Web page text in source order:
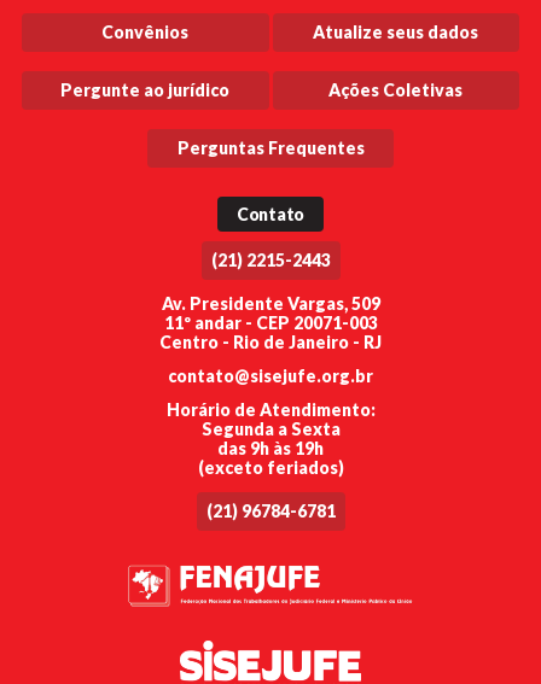
Convênios Atualize seus dados
Pergunte ao jurídico Ações Coletivas
Perguntas Frequentes
Contato
(21) 2215-2443
Av. Presidente Vargas, 509
11º andar - CEP 20071-003
Centro - Rio de Janeiro - RJ
contato@sisejufe.org.br
Horário de Atendimento:
Segunda a Sexta
das 9h às 19h
(exceto feriados)
(21) 96784-6781